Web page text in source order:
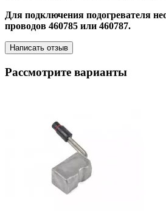
Для подключения подогревателя
проводов 460785 или 460787.
Написать отзыв
Рассмотрите варианты